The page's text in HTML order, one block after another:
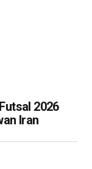
2026
Iran